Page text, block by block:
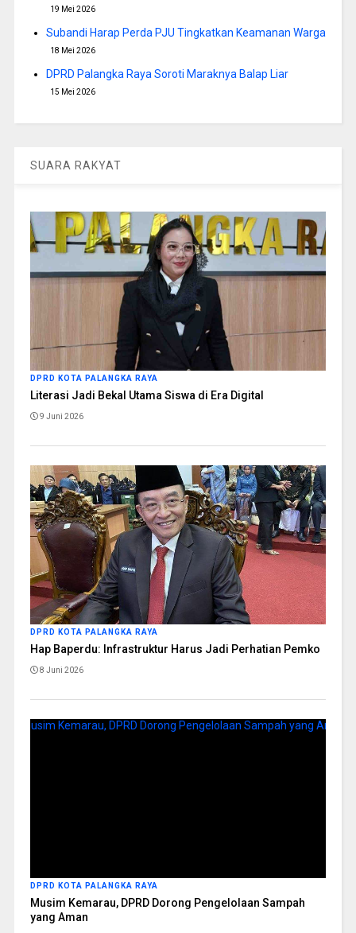
19 Mei 2026
Subandi Harap Perda PJU Tingkatkan Keamanan Warga
18 Mei 2026
DPRD Palangka Raya Soroti Maraknya Balap Liar
15 Mei 2026
SUARA RAKYAT
DPRD KOTA PALANGKA RAYA
Literasi Jadi Bekal Utama Siswa di Era Digital
9 Juni 2026
DPRD KOTA PALANGKA RAYA
Hap Baperdu: Infrastruktur Harus Jadi Perhatian Pemko
8 Juni 2026
DPRD KOTA PALANGKA RAYA
Musim Kemarau, DPRD Dorong Pengelolaan Sampah
yang Aman